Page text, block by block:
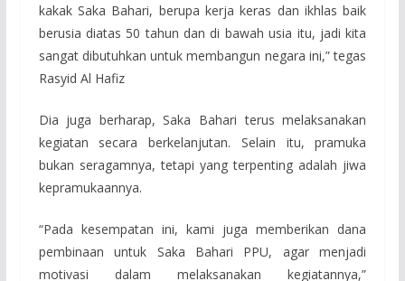
kakak Saka Bahari, berupa kerja keras dan ikhlas baik
berusia diatas 50 tahun dan di bawah usia itu, jadi kita
sangat dibutuhkan untuk membangun negara ini,” tegas
Rasyid Al Hafiz
Dia juga berharap, Saka Bahari terus melaksanakan
kegiatan secara berkelanjutan. Selain itu, pramuka
bukan seragamnya, tetapi yang terpenting adalah jiwa
kepramukaannya.
“Pada kesempatan ini, kami juga memberikan dana
pembinaan untuk Saka Bahari PPU, agar menjadi
motivasi dalam melaksanakan kegiatannya,”